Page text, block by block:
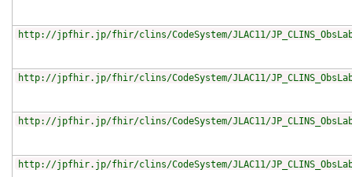
http://jpfhir.jp/fhir/clins/CodeSystem/JLAC11/
http://jpfhir.jp/fhir/clins/CodeSystem/JLAC11/
http://jpfhir.jp/fhir/clins/CodeSystem/JLAC11/
http://jpfhir.jp/fhir/clins/CodeSystem/JLAC11/